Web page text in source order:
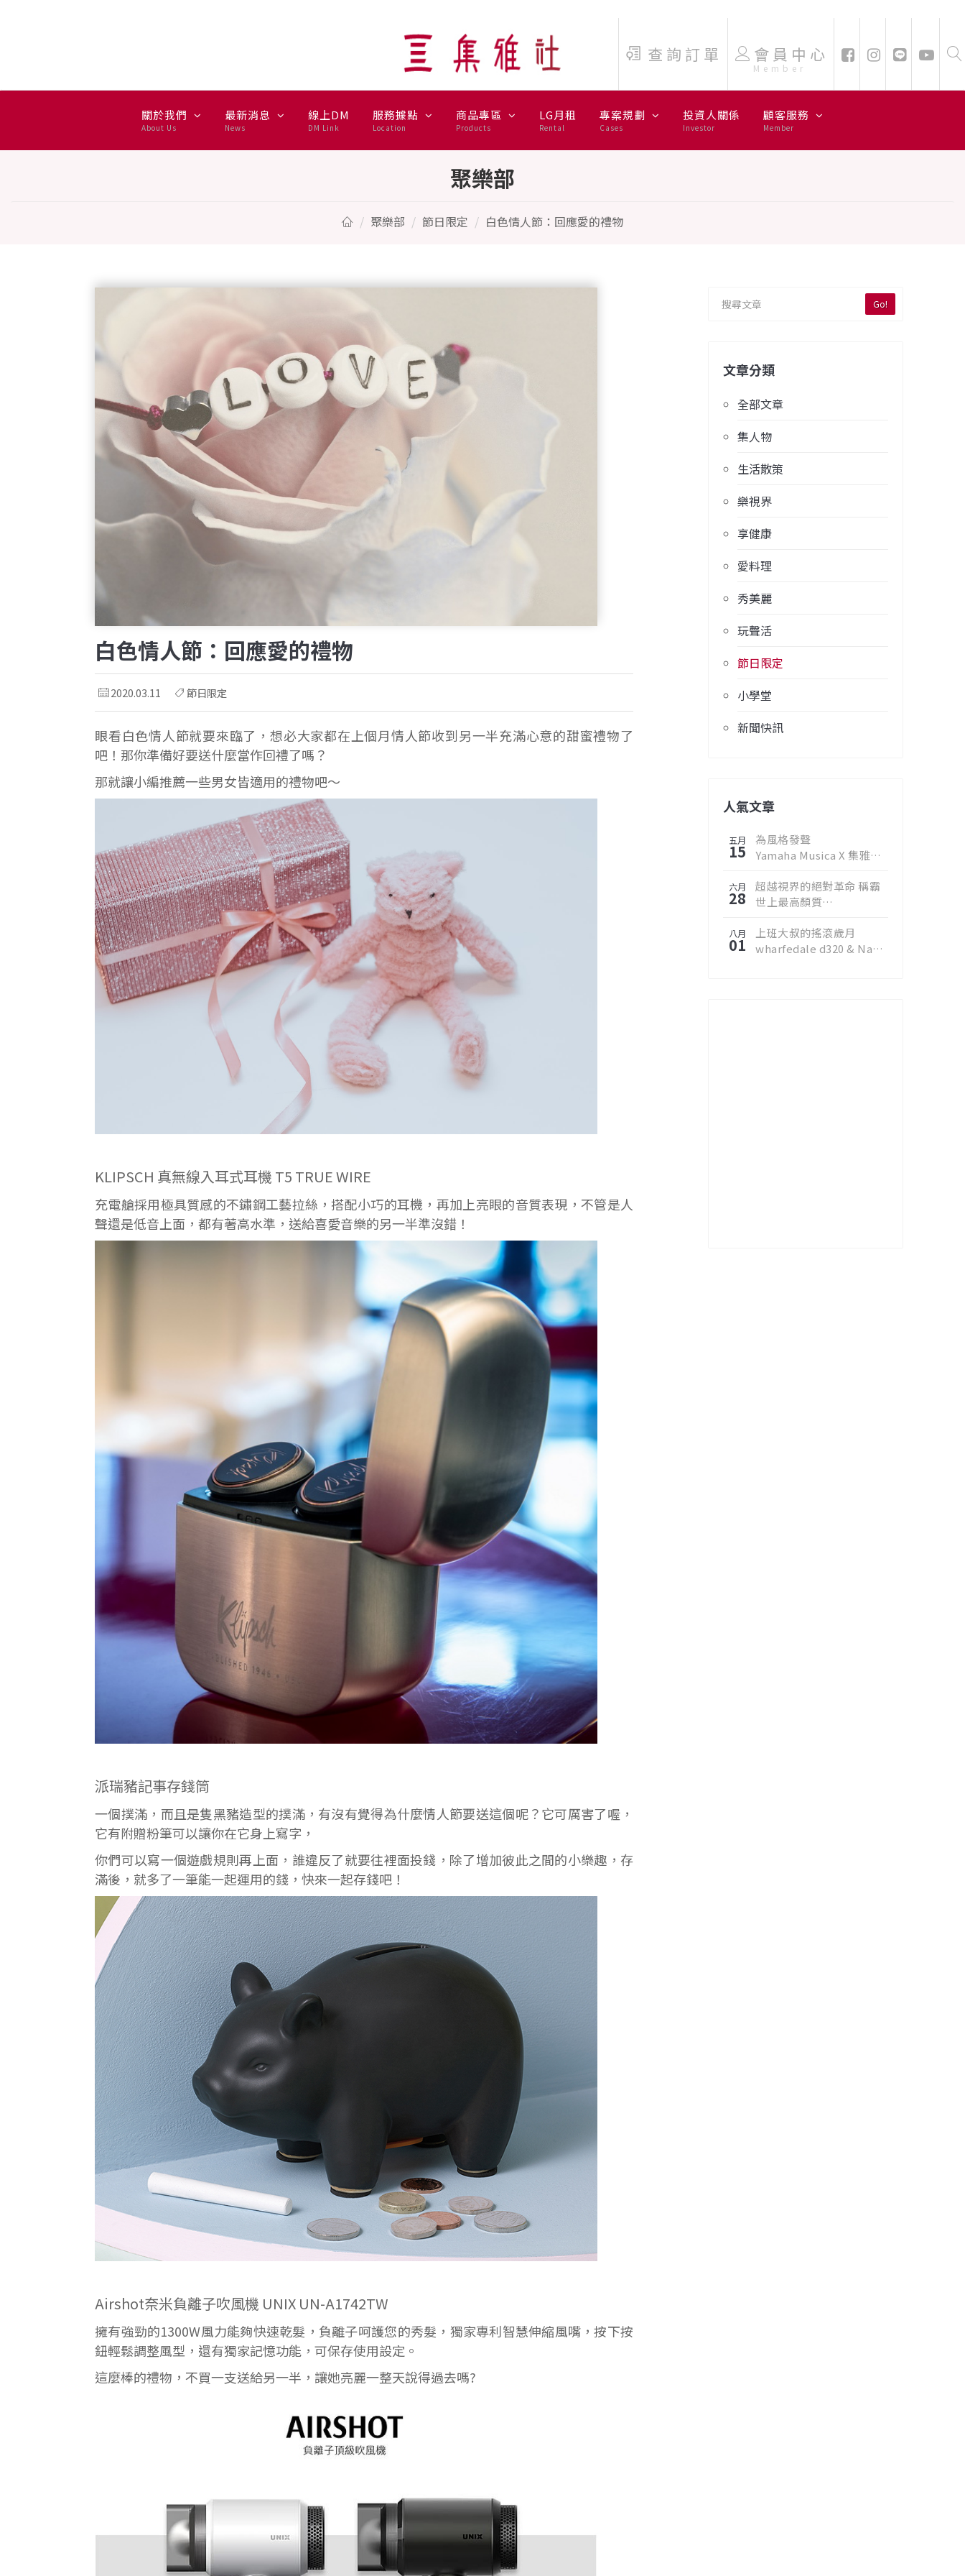
查詢訂單 會員中心
Member
關於我們
About Us
最新消息
News
線上DM
DM Link
服務據點
Location
商品專區
Products
LG月租
Rental
專案規劃
Cases
投資人關係
Investor
顧客服務
Member
聚樂部
聚樂部 節日限定 白色情人節：回應愛的禮物
白色情人節：回應愛的禮物
2020.03.11 節日限定
眼看白色情人節就要來臨了，想必大家都在上個月情人節收到另一半充滿心意的甜蜜禮物了
吧！那你準備好要送什麼當作回禮了嗎？
那就讓小編推薦一些男女皆適用的禮物吧～
KLIPSCH 真無線入耳式耳機 T5 TRUE WIRE
充電艙採用極具質感的不鏽鋼工藝拉絲，搭配小巧的耳機，再加上亮眼的音質表現，不管是人
聲還是低音上面，都有著高水準，送給喜愛音樂的另一半準沒錯！
派瑞豬記事存錢筒
一個撲滿，而且是隻黑豬造型的撲滿，有沒有覺得為什麼情人節要送這個呢？它可厲害了喔，
它有附贈粉筆可以讓你在它身上寫字，
你們可以寫一個遊戲規則再上面，誰違反了就要往裡面投錢，除了增加彼此之間的小樂趣，存
滿後，就多了一筆能一起運用的錢，快來一起存錢吧！
Airshot奈米負離子吹風機 UNIX UN-A1742TW
擁有強勁的1300W風力能夠快速乾髮，負離子呵護您的秀髮，獨家專利智慧伸縮風嘴，按下按
鈕輕鬆調整風型，還有獨家記憶功能，可保存使用設定。
這麼棒的禮物，不買一支送給另一半，讓她亮麗一整天說得過去嗎?
Go!
文章分類
全部文章
集人物
生活散策
樂視界
享健康
愛料理
秀美麗
玩聲活
節日限定
小學堂
新聞快訊
人氣文章
五月
15
為風格發聲
Yamaha Musica X 集雅社
六月
28
超越視界的絕對革命 稱霸
世上最高顏質
量子電視
八月
01
上班大叔的搖滾歲月
wharfedale d320 & Nad